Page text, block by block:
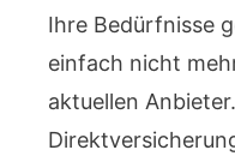
Ihre Bedürfnisse
einfach nicht
aktuellen